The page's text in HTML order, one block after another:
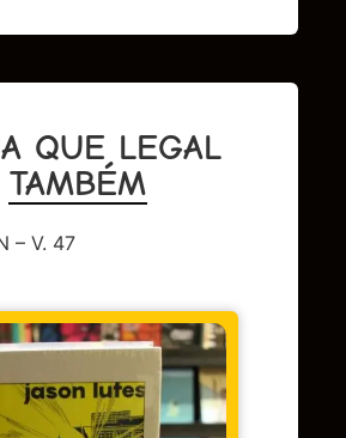
QUE LEGAL
TAMBÉM
– V. 47